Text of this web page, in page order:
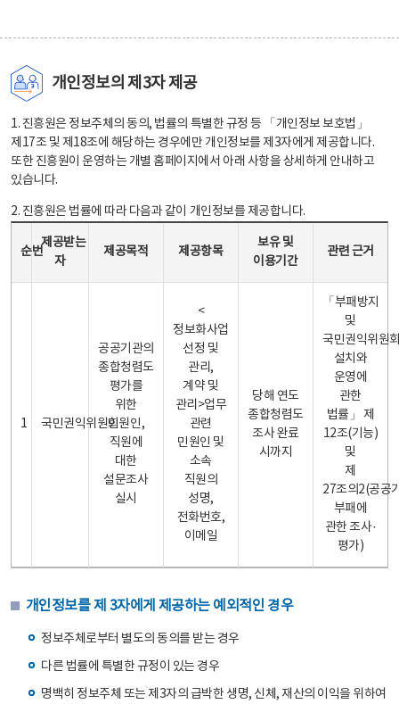
개인정보의 제3자 제공
1. 진흥원은 정보주체의 동의, 법률의 특별한 규정 등 「개인정보 보호법」
제17조 및 제18조에 해당하는 경우에만 개인정보를 제3자에게 제공합니다.
또한 진흥원이 운영하는 개별 홈페이지에서 아래 사항을 상세하게 안내하고
있습니다.
2. 진흥원은 법률에 따라 다음과 같이 개인정보를 제공합니다.
순번
제공받는
자
제공목적 제공항목
보유 및
이용기간
관련 근거
1 국민권익위원회
공공기관의
종합청렴도
평가를
위한
민원인,
직원에
대한
설문조사
실시
<
정보화사업
선정 및
관리,
계약 및
관리>업무
관련
민원인 및
소속
직원의
성명,
전화번호,
이메일
당해 연도
종합청렴도
조사 완료
시까지
「부패방지
및
국민권익위원
설치와
운영에
관한
법률」 제
12조(기능)
및
제
27조의2(공공
부패에
관한 조사·
평가)
개인정보를 제 3자에게 제공하는 예외적인 경우
정보주체로부터 별도의 동의를 받는 경우
다른 법률에 특별한 규정이 있는 경우
명백히 정보주체 또는 제3자의 급박한 생명, 신체, 재산의 이익을 위하여